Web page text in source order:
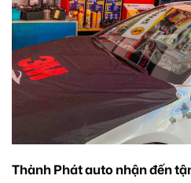
Thành Phát auto nhận đến